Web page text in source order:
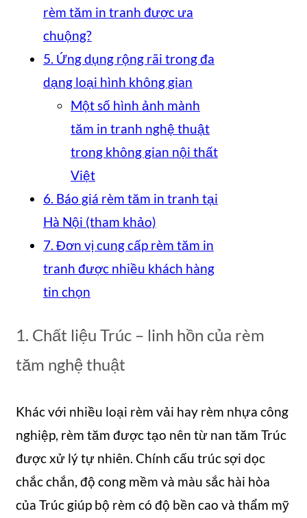
rèm tăm in tranh được ưa
chuộng?
5. Ứng dụng rộng rãi trong đa
dạng loại hình không gian
Một số hình ảnh mành
tăm in tranh nghệ thuật
trong không gian nội thất
Việt
6. Báo giá rèm tăm in tranh tại
Hà Nội (tham khảo)
7. Đơn vị cung cấp rèm tăm in
tranh được nhiều khách hàng
tin chọn
1. Chất liệu Trúc – linh hồn của rèm
tăm nghệ thuật
Khác với nhiều loại rèm vải hay rèm nhựa công
nghiệp, rèm tăm được tạo nên từ nan tăm Trúc
được xử lý tự nhiên. Chính cấu trúc sợi dọc
chắc chắn, độ cong mềm và màu sắc hài hòa
của Trúc giúp bộ rèm có độ bền cao và thẩm mỹ